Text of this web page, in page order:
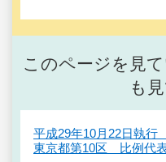
このページを見
も
平成29年10月22日執
東京都第10区 比例代表